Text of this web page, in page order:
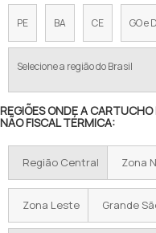
MINI IMPRESSORA TÉRMICA
IMPRESSORA TERMICA
IMPRESSORA TÉRMICA 80MM
IMPRESSORA CODIGO DE
IMPRESSORA DE ETIQUETAS
IMPRESSORA TÉRMICA DE
IMPRESSORA ETIQUETA
PE BA CE GO e
Selecione a região do Brasil
REGIÕES ONDE A
NÃO FISCAL TÉRMICA:
Região Central Zona
Zona Leste Grande